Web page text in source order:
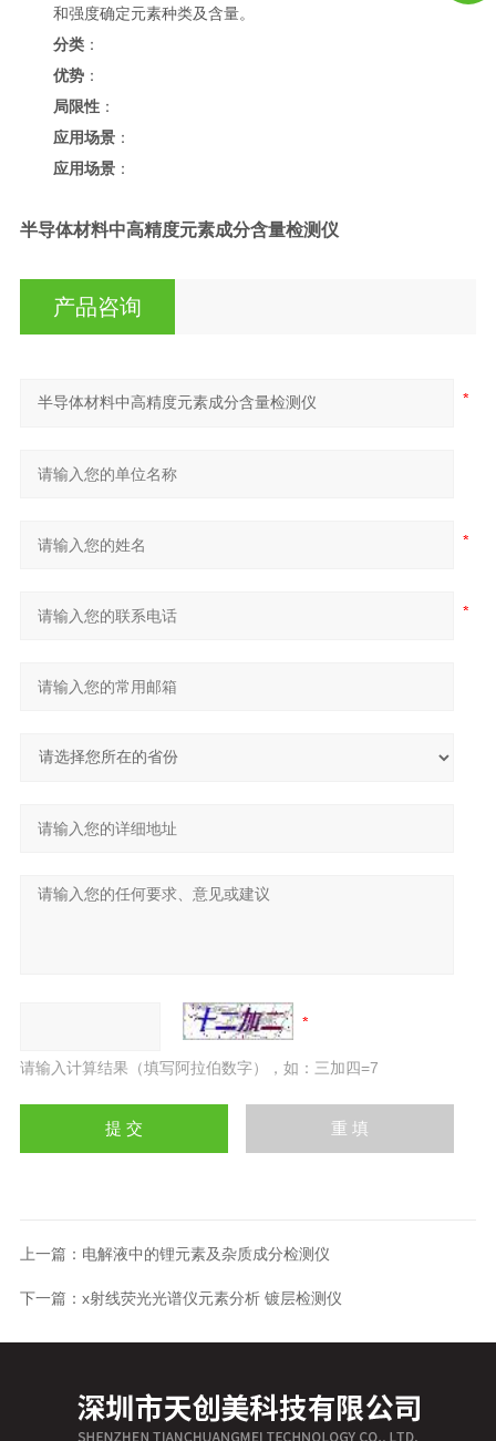
和强度确定元素种类及含量。
分类：
优势：
局限性：
应用场景：
应用场景：
半导体材料中高精度元素成分含量检测仪
产品咨询
请输入计算结果（填写阿拉伯数字），如：三加四=7
上一篇： 电解液中的锂元素及杂质成分检测仪
下一篇： x射线荧光光谱仪元素分析 镀层检测仪